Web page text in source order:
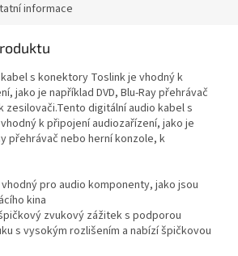
informace
s konektory Toslink je vhodný k
jako je například DVD, Blu-Ray přehrávač
zesilovači.Tento digitální audio kabel s
k připojení audiozařízení, jako je
přehrávač nebo herní konzole, k
pro audio komponenty, jako jsou
kina
zvukový zážitek s podporou
s vysokým rozlišením a nabízí špičkovou